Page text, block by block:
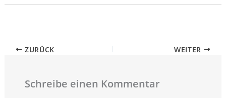
ZURÜCK WEITER
Schreibe einen Kommentar